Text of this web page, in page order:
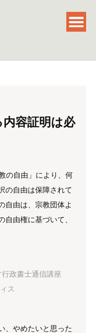
容証明は必
の自由」により、何
の自由は保障されて
自由は、宗教団体よ
自由権に基づいて、
政書士通信講座
ス
、やめたいと思った